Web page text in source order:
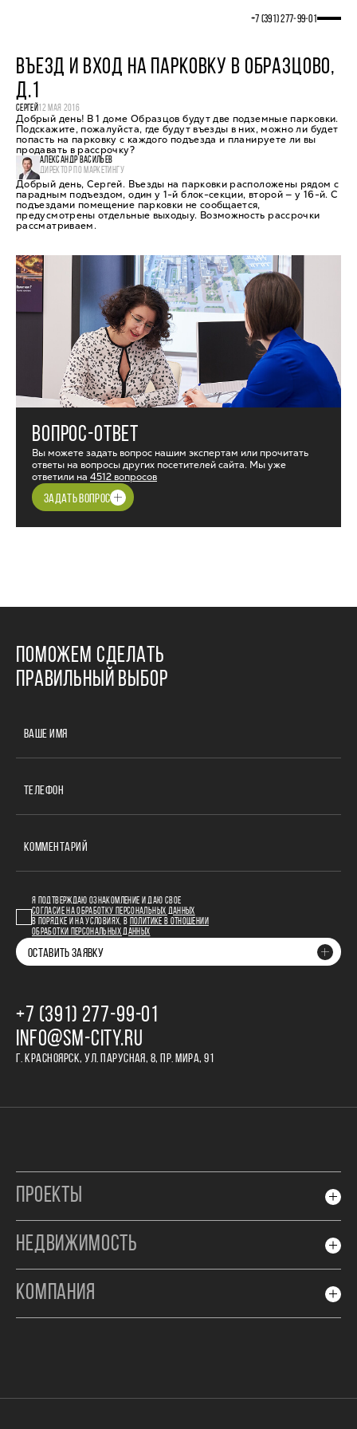
+7 (391) 277‒99‒01
ВЪЕЗД И ВХОД НА ПАРКОВКУ В ОБРАЗЦОВО,
Д.1
СЕРГЕЙ12 МАЯ 2016
Добрый день! В 1 доме Образцов будут две подземные парковки.
Подскажите, пожалуйста, где будут въезды в них, можно ли будет
попасть на парковку с каждого подъезда и планируете ли вы
продавать в рассрочку?
АЛЕКСАНДР ВАСИЛЬЕВ
ДИРЕКТОР ПО МАРКЕТИНГУ
Добрый день, Сергей. Въезды на парковки расположены рядом с
парадным подъездом, один у 1-й блок-секции, второй — у 16-й. С
подъездами помещение парковки не сообщается,
предусмотрены отдельные выходыу. Возможность рассрочки
рассматриваем.
ВОПРОС-ОТВЕТ
Вы можете задать вопрос нашим экспертам или прочитать
ответы на вопросы других посетителей сайта. Мы уже
ответили на 4512 вопросов
ЗАДАТЬ ВОПРОС
ПОМОЖЕМ СДЕЛАТЬ
ПРАВИЛЬНЫЙ ВЫБОР
ВАШЕ ИМЯ
ТЕЛЕФОН
КОММЕНТАРИЙ
Я ПОДТВЕРЖДАЮ ОЗНАКОМЛЕНИЕ И ДАЮ СВОЕ
СОГЛАСИЕ НА ОБРАБОТКУ ПЕРСОНАЛЬНЫХ ДАННЫХ
В ПОРЯДКЕ И НА УСЛОВИЯХ, В
ПОЛИТИКЕ В ОТНОШЕНИИ
ОБРАБОТКИ ПЕРСОНАЛЬНЫХ ДАННЫХ
ОСТАВИТЬ ЗАЯВКУ
+7 (391) 277‒99‒01
INFO@SM-CITY.RU
Г. КРАСНОЯРСК, УЛ. ПАРУСНАЯ, 8, ПР. МИРА, 91
ПРОЕКТЫ
НЕДВИЖИМОСТЬ
КОМПАНИЯ